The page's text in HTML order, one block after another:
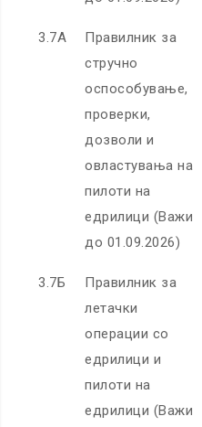
3.7А
Правилник за
стручно
оспособување,
проверки,
дозволи и
овластувања на
пилоти на
едрилици (Важи
до 01.09.2026)
3.7Б
Правилник за
летачки
операции со
едрилици и
пилоти на
едрилици (Важи